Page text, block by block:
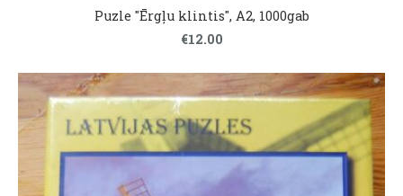
Puzle "Ērgļu klintis", A2, 1000gab
€12.00